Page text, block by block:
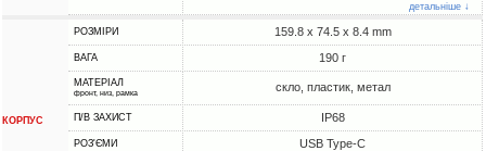
детальніше ↓
КОРПУС
РОЗМІРИ 159.8 x 74.5 x 8.4 mm
ВАГА 190 г
МАТЕРІАЛ
фронт, низ, рамка скло, пластик, метал
П/В ЗАХИСТ IP68
РОЗ'ЄМИ USB Type-C